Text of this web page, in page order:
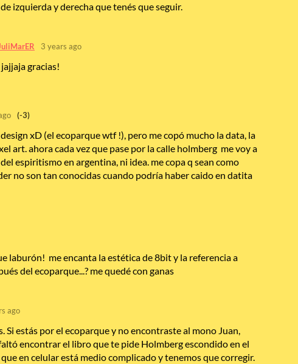
izquierda y derecha que tenés que seguir.
3 years ago
gracias!
(-3)
xD (el ecoparque wtf !), pero me copó mucho la data, la
art. ahora cada vez que pase por la calle holmberg me voy a
espiritismo en argentina, ni idea. me copa q sean como
no son tan conocidas cuando podría haber caido en datita
laburón! me encanta la estética de 8bit y la referencia a
del ecoparque...? me quedé con ganas
ago
Si estás por el ecoparque y no encontraste al mono Juan,
encontrar el libro que te pide Holmberg escondido en el
que en celular está medio complicado y tenemos que corregir.